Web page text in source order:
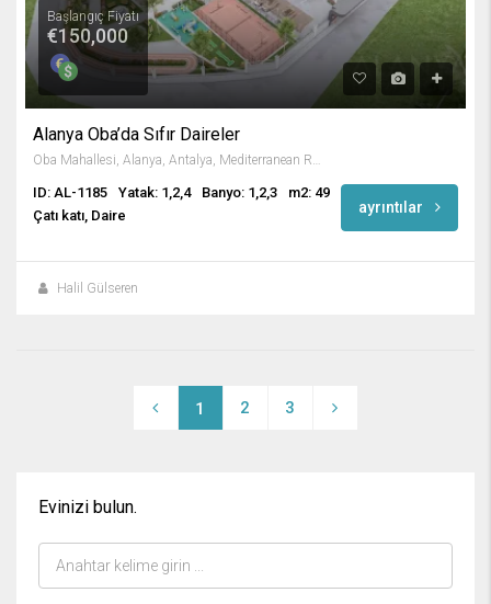
Başlangıç Fiyatı
€150,000
Alanya Oba’da Sıfır Daireler
ID: AL-1185 Yatak: 1,2,4 Banyo: 1,2,3
m2: 49
Çatı katı, Daire
ayrıntılar
Halil Gülseren
1 2 3
Evinizi bulun.